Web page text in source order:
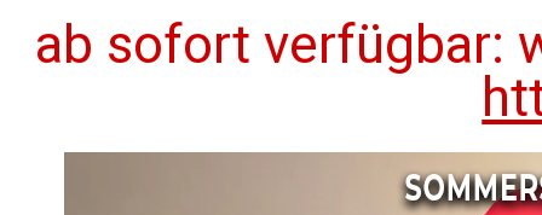
ab sofort verfügbar: